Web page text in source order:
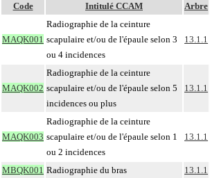
Code Intitulé CCAM Arbre
MAQK001
Radiographie de la ceinture
scapulaire et/ou de l'épaule selon 3
ou 4 incidences
13.1.1
MAQK002
Radiographie de la ceinture
scapulaire et/ou de l'épaule selon 5
incidences ou plus
13.1.1
MAQK003
Radiographie de la ceinture
scapulaire et/ou de l'épaule selon 1
ou 2 incidences
13.1.1
MBQK001 Radiographie du bras 13.1.1